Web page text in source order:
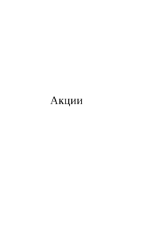
Акции